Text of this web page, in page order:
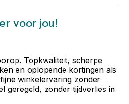
voor jou!
Topkwaliteit, scherpe
en oplopende kortingen als
winkelervaring zonder
geregeld, zonder tijdverlies in